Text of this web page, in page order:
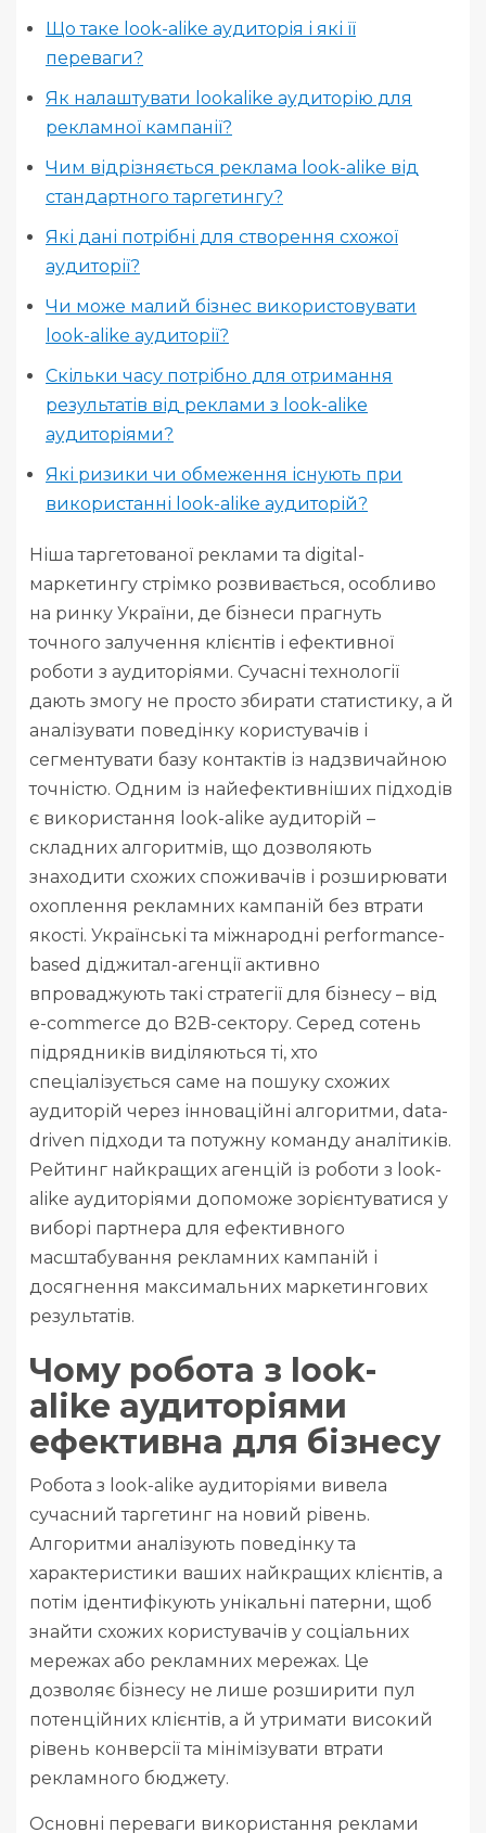
Що таке look-alike аудиторія і які її
переваги?
Як налаштувати lookalike аудиторію для
рекламної кампанії?
Чим відрізняється реклама look-alike від
стандартного таргетингу?
Які дані потрібні для створення схожої
аудиторії?
Чи може малий бізнес використовувати
look-alike аудиторії?
Скільки часу потрібно для отримання
результатів від реклами з look-alike
аудиторіями?
Які ризики чи обмеження існують при
використанні look-alike аудиторій?
Ніша таргетованої реклами та digital-
маркетингу стрімко розвивається, особливо
на ринку України, де бізнеси прагнуть
точного залучення клієнтів і ефективної
роботи з аудиторіями. Сучасні технології
дають змогу не просто збирати статистику, а й
аналізувати поведінку користувачів і
сегментувати базу контактів із надзвичайною
точністю. Одним із найефективніших підходів
є використання look-alike аудиторій –
складних алгоритмів, що дозволяють
знаходити схожих споживачів і розширювати
охоплення рекламних кампаній без втрати
якості. Українські та міжнародні performance-
based діджитал-агенції активно
впроваджують такі стратегії для бізнесу – від
e-commerce до B2B-сектору. Серед сотень
підрядників виділяються ті, хто
спеціалізується саме на пошуку схожих
аудиторій через інноваційні алгоритми, data-
driven підходи та потужну команду аналітиків.
Рейтинг найкращих агенцій із роботи з look-
alike аудиторіями допоможе зорієнтуватися у
виборі партнера для ефективного
масштабування рекламних кампаній і
досягнення максимальних маркетингових
результатів.
Чому робота з look-
alike аудиторіями
ефективна для бізнесу
Робота з look-alike аудиторіями вивела
сучасний таргетинг на новий рівень.
Алгоритми аналізують поведінку та
характеристики ваших найкращих клієнтів, а
потім ідентифікують унікальні патерни, щоб
знайти схожих користувачів у соціальних
мережах або рекламних мережах. Це
дозволяє бізнесу не лише розширити пул
потенційних клієнтів, а й утримати високий
рівень конверсії та мінімізувати втрати
рекламного бюджету.
Основні переваги використання реклами